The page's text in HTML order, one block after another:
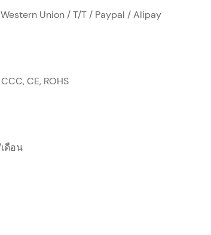
Union / T/T / Paypal / Alipay
CE, ROHS
ดือน